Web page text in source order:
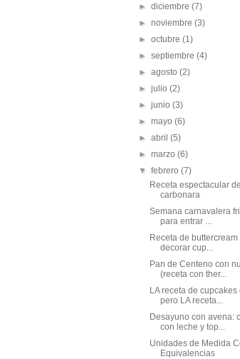
►diciembre(7)
►noviembre(3)
►octubre(1)
►septiembre(4)
►agosto(2)
►julio(2)
►junio(3)
►mayo(6)
►abril(5)
►marzo(6)
▼febrero(7)
Receta espectacular
carbonara
Semana carnavalera
para entrar ...
Receta de
decorar cup...
Pan de Centeno con
(receta con ther...
LA receta de cupcakes
pero LA receta...
Desayuno con avena:
con leche y top...
Unidades de Medida
Equivalencias